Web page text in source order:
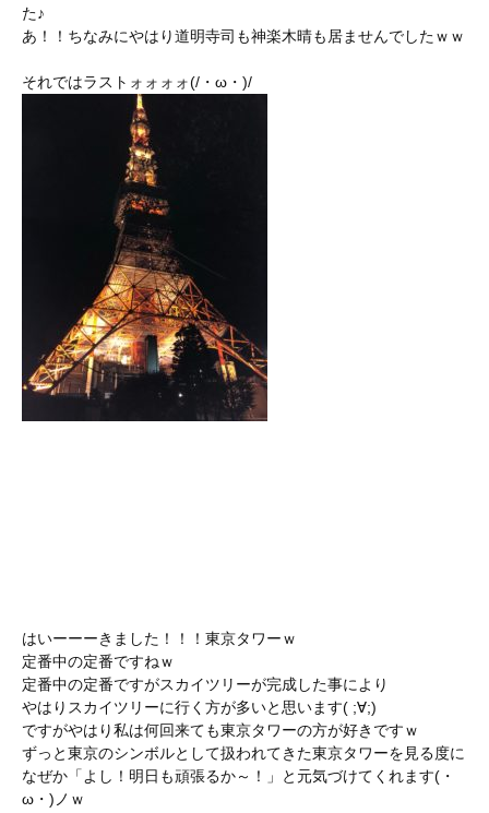
た♪
あ！！ちなみにやはり道明寺司も神楽木晴も居ませんでしたｗｗ
それではラストォォォォ(/・ω・)/
はいーーーきました！！！東京タワーｗ
定番中の定番ですねｗ
定番中の定番ですがスカイツリーが完成した事により
やはりスカイツリーに行く方が多いと思います( ;∀;)
ですがやはり私は何回来ても東京タワーの方が好きですｗ
ずっと東京のシンボルとして扱われてきた東京タワーを見る度に
なぜか「よし！明日も頑張るか～！」と元気づけてくれます(・
ω・)ノｗ